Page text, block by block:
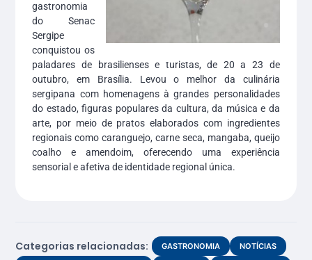
gastronomia
do Senac
Sergipe
conquistou os
paladares de brasilienses e turistas, de 20 a 23 de
outubro, em Brasília. Levou o melhor da culinária
sergipana com homenagens à grandes personalidades
do estado, figuras populares da cultura, da música e da
arte, por meio de pratos elaborados com ingredientes
regionais como caranguejo, carne seca, mangaba, queijo
coalho e amendoim, oferecendo uma experiência
sensorial e afetiva de identidade regional única.
Categorias relacionadas: GASTRONOMIA
NOTÍCIAS